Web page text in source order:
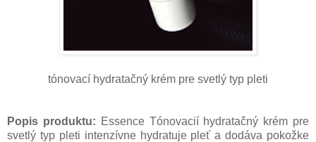
tónovací hydratačný krém pre svetlý typ pleti
Popis produktu: Essence Tónovacií hydratačný krém pre
svetlý typ pleti intenzívne hydratuje pleť a dodáva pokožke